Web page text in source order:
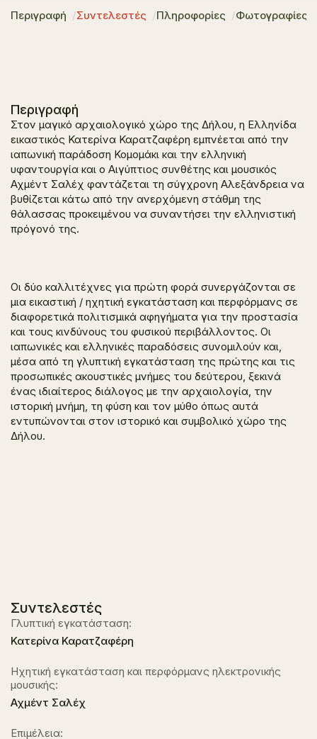
Περιγραφή Συντελεστές Πληροφορίες Φωτογραφίες
Περιγραφή
Στον μαγικό αρχαιολογικό χώρο της Δήλου, η Ελληνίδα
εικαστικός Κατερίνα Καρατζαφέρη εμπνέεται από την
ιαπωνική παράδοση Κομομάκι και την ελληνική
υφαντουργία και ο Αιγύπτιος συνθέτης και μουσικός
Αχμέντ Σαλέχ φαντάζεται τη σύγχρονη Αλεξάνδρεια να
βυθίζεται κάτω από την ανερχόμενη στάθμη της
θάλασσας προκειμένου να συναντήσει την ελληνιστική
πρόγονό της.
Οι δύο καλλιτέχνες για πρώτη φορά συνεργάζονται σε
μια εικαστική / ηχητική εγκατάσταση και περφόρμανς σε
διαφορετικά πολιτισμικά αφηγήματα για την προστασία
και τους κινδύνους του φυσικού περιβάλλοντος. Οι
ιαπωνικές και ελληνικές παραδόσεις συνομιλούν και,
μέσα από τη γλυπτική εγκατάσταση της πρώτης και τις
προσωπικές ακουστικές μνήμες του δεύτερου, ξεκινά
ένας ιδιαίτερος διάλογος με την αρχαιολογία, την
ιστορική μνήμη, τη φύση και τον μύθο όπως αυτά
εντυπώνονται στον ιστορικό και συμβολικό χώρο της
Δήλου.
Συντελεστές
Γλυπτική εγκατάσταση:
Κατερίνα Καρατζαφέρη
Ηχητική εγκατάσταση και περφόρμανς ηλεκτρονικής
μουσικής:
Αχμέντ Σαλέχ
Επιμέλεια: